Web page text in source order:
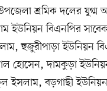
শ্রমিক দলের যুগ্ম
ইউনিয়ন বিএনপির
হুজুরীপাড়া ইউনিয়ন
হোসেন, দামকুড়া
ইসলাম, বড়গাছী